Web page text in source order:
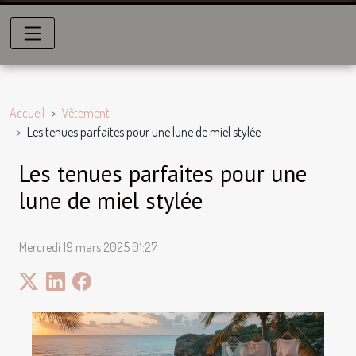
Accueil
Vêtement
Les tenues parfaites pour une lune de miel stylée
Les tenues parfaites pour une
lune de miel stylée
Mercredi 19 mars 2025 01:27